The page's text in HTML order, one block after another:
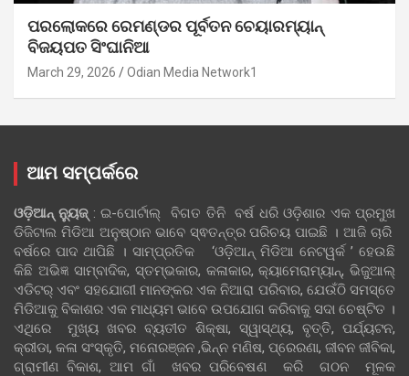
ପରଲୋକରେ ରେମଣ୍ଡର ପୂର୍ବତନ ଚେୟାରମ୍ୟାନ୍
ବିଜୟପତ ସିଂଘାନିଆ
March 29, 2026 Odian Media Network1
ଆମ ସମ୍ପର୍କରେ
ଓଡ଼ିଆନ୍‍ ନ୍ୟୁଜ୍‍: ଇ-ପୋର୍ଟାଲ୍ ବିଗତ ତିନି ବର୍ଷ ଧରି ଓଡ଼ିଶାର ଏକ ପ୍ରମୁଖ
ଡିଜିଟାଲ ମିଡିଆ ଅନୁଷ୍ଠାନ ଭାବେ ସ୍ଵତନ୍ତ୍ର ପରିଚୟ ପାଇଛି । ଆଜି ଚାରି
ବର୍ଷରେ ପାଦ ଥାପିଛି । ସାମ୍ପ୍ରତିକ ‘ଓଡ଼ିଆନ୍‍ ମିଡିଆ ନେଟୱର୍କ ’ ହେଉଛି
କିଛି ଅଭିଜ୍ଞ ସାମ୍ବାଦିକ, ସ୍ତମ୍ଭକାର, କଳାକାର, କ୍ୟାମେରାମ୍ୟାନ୍, ଭିଜୁଆଲ୍
ଏଡିଟର୍ ଏବଂ ସହଯୋଗୀ ମାନଙ୍କର ଏକ ନିଆରା ପରିବାର, ଯେଉଁଠି ସମସ୍ତେ
ମିଡିଆକୁ ବିକାଶର ଏକ ମାଧ୍ୟମ ଭାବେ ଉପଯୋଗ କରିବାକୁ ସଦା ଚେଷ୍ଟିତ ।
ଏଥିରେ ମୁଖ୍ୟ ଖବର ବ୍ୟତୀତ ଶିକ୍ଷା, ସ୍ୱାସ୍ଥ୍ୟ, ବୃତ୍ତି, ପର୍ଯ୍ୟଟନ,
କ୍ରୀଡା, କଳା ସଂସ୍କୃତି, ମନୋରଞ୍ଜନ ,ଭିନ୍ନ ମଣିଷ, ପ୍ରେରଣା, ଜୀବନ ଜୀବିକା,
ଗ୍ରାମୀଣ ବିକାଶ, ଆମ ଗାଁ ଖବର ପରିବେଷଣ କରି ଗଠନ ମୂଳକ